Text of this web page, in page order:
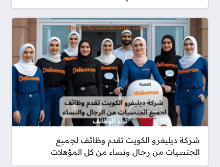
شركة ديليفرو الكويت تقدم وظائف لجميع
الجنسيات من رجال ونساء من كل المؤهلات